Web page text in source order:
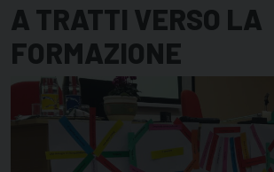
A TRATTI VERSO LA
FORMAZIONE